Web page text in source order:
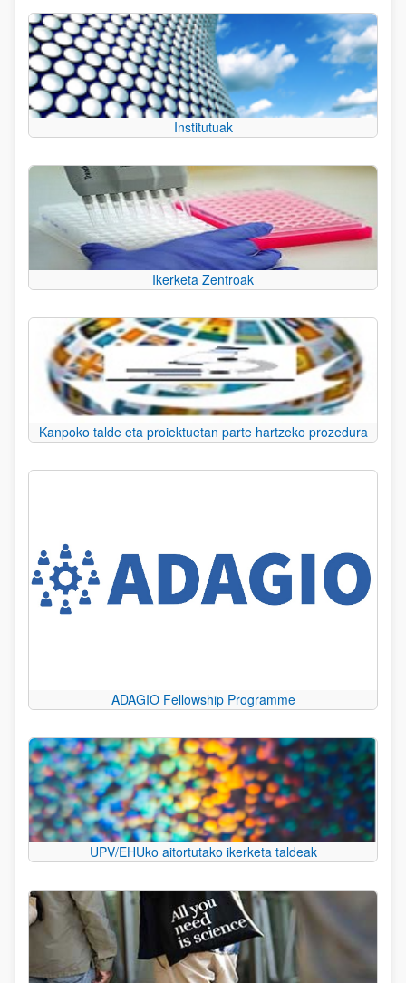
Institutuak
Ikerketa Zentroak
Kanpoko talde eta proiektuetan parte hartzeko prozedura
ADAGIO Fellowship Programme
UPV/EHUko aitortutako ikerketa taldeak